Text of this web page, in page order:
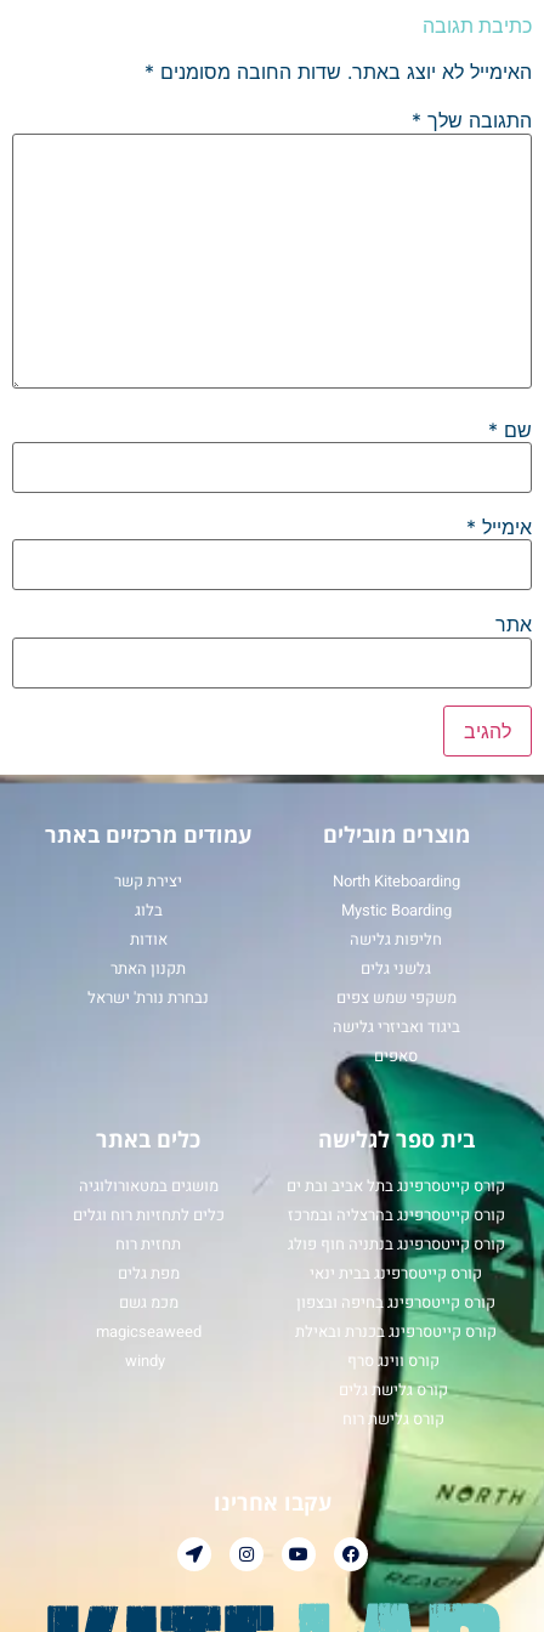
כתיבת תגובה
האימייל לא יוצג באתר. שדות החובה מסומנים *
התגובה שלך *
שם *
אימייל *
אתר
מוצרים מובילים
North Kiteboarding
Mystic Boarding
חליפות גלישה
גלשני גלים
משקפי שמש צפים
ביגוד ואביזרי גלישה
סאפים
עמודים מרכזיים באתר
יצירת קשר
בלוג
אודות
תקנון האתר
נבחרת נורת' ישראל
בית ספר לגלישה
קורס קייטסרפינג בתל אביב ובת ים
קורס קייטסרפינג בהרצליה ובמרכז
קורס קייטסרפינג בנתניה חוף פולג
קורס קייטסרפינג בבית ינאי
קורס קייטסרפינג בחיפה ובצפון
קורס קייטסרפינג בכנרת ובאילת
קורס ווינג סרף
קורס גלישת גלים
קורס גלישת רוח
כלים באתר
מושגים במטאורולוגיה
כלים לתחזיות רוח וגלים
תחזית רוח
מפת גלים
מכמ גשם
magicseaweed
windy
עקבו אחרינו